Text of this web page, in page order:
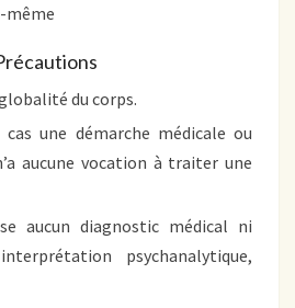
même
du corps.
une démarche médicale ou
aucune vocation à traiter une
aucun diagnostic médical ni
psychanalytique,